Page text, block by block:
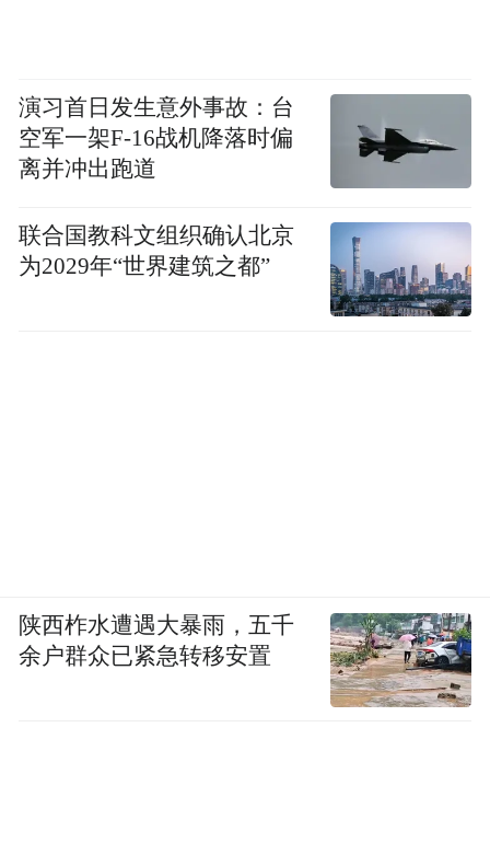
演习首日发生意外事故：台
空军一架F-16战机降落时偏
离并冲出跑道
联合国教科文组织确认北京
为2029年“世界建筑之都”
陕西柞水遭遇大暴雨，五千
余户群众已紧急转移安置